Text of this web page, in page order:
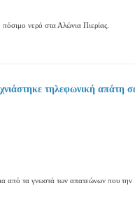
νερό στα Αλώνια Πιερίας.
τηλεφωνική απάτη
από τα γνωστά των απατεώνων που την